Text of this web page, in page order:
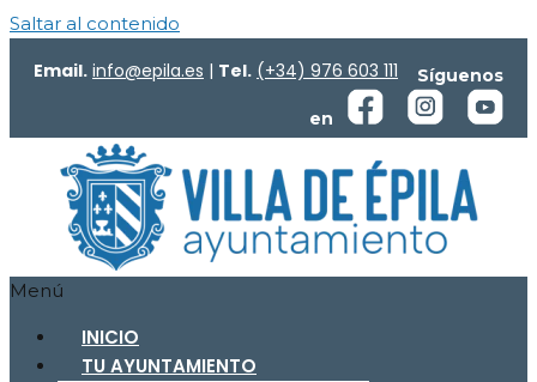
Saltar al contenido
Email. info@epila.es | Tel. (+34) 976 603 111
Síguenos
en
Menú
INICIO
TU AYUNTAMIENTO